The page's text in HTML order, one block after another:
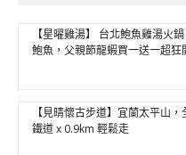
【星曜雞湯】 台北鮑魚雞湯火
鮑魚，父親節龍蝦買一送一超狂
【見晴懷古步道】宜蘭太平山
鐵道 x 0.9km 輕鬆走